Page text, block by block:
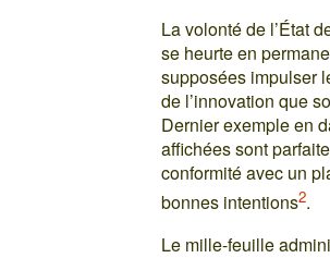
La volonté de l’État
se heurte en
supposées impulser
de l’innovation que
Dernier exemple en
affichées sont
conformité avec un
bonnes intentions2.
Le mille-feuille